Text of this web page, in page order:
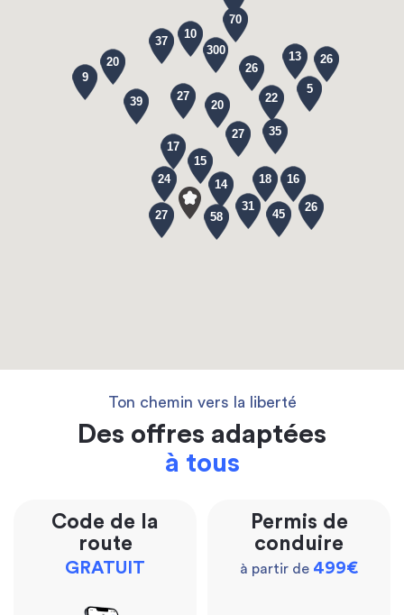
35
70
27
16
26
26
58
14
45
37
17
20
15
22
300
20
18
9
24
31
27
39
13
27
26
10
5
Ton chemin vers la liberté
Des offres adaptées
à tous
Code de la
route
GRATUIT
Permis de
conduire
à partir de 499€